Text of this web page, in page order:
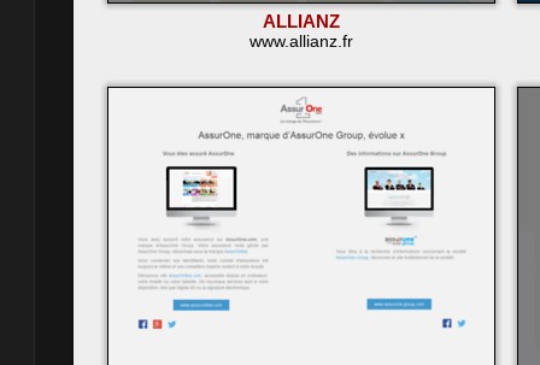
ALLIANZ
www.allianz.fr